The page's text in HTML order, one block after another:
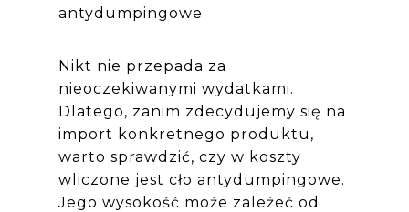
antydumpingowe
Nikt nie przepada za
nieoczekiwanymi wydatkami.
Dlatego, zanim zdecydujemy się na
import konkretnego produktu,
warto sprawdzić, czy w koszty
wliczone jest cło antydumpingowe.
Jego wysokość może zależeć od